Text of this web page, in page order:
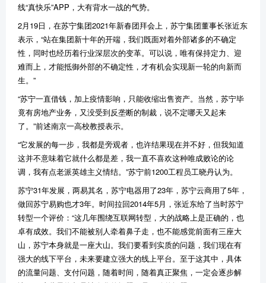
线“真快乐”APP ，大有背水一战的气势。
2月19日，在苏宁集团2021年新春团拜会上，苏宁集团董事长张近东
表示， “站在集团新十年的开端，我们既面对着外部诸多的不确定
性，同时也经历着行业深层次的变革。可以说，唯有保持定力、迎
难而上，才能抵御外部的不确定性，才有机会实现新一轮的向新而
生。 ”
“苏宁一直借钱，加上疫情影响，只能收缩出售资产。当然，苏宁毕
竟有房地产业务，又没受到反垄断的制裁，说不定哪天又起来
了。 ”前述南京一高校教授表示。
“它发展的每一步，我都是旁观者，也许结果现在并不好，但我知道
这并不意味着它就什么都是差，我一直不喜欢这种唯成败论的论
调，我有点老派英雄主义情结。 ”苏宁前1200工程员工晓丹认为。
苏宁31年发展，两易其名，苏宁电器用了23年，苏宁云商用了5年，
做回苏宁易购也才3年。时间拉回2014年5月，张近东给了当时苏宁
转型一个评价： “这几年围绕互联网转型，大的战略上是正确的，也
卓有成效。我们不能被别人牵着鼻子走，也不能感觉前面有三座大
山，苏宁本身就是一座大山。我们要看到实质的问题，我们现在有
强大的线下平台，未来要建立强大的线上平台。至于这其中，具体
的流量问题、支付问题，随着时间，随着真正聚焦，一定会逐步解